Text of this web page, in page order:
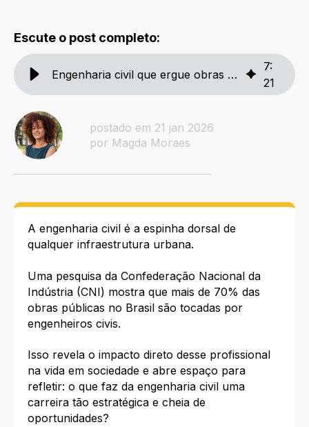
Escute o post completo:
Engenharia civil que ergue obras e oportunidades
7:
21
postado em 21 jan 2026
por Magda Moraes
A engenharia civil é a espinha dorsal de
qualquer infraestrutura urbana.
Uma pesquisa da Confederação Nacional da
Indústria (CNI) mostra que mais de 70% das
obras públicas no Brasil são tocadas por
engenheiros civis.
Isso revela o impacto direto desse profissional
na vida em sociedade e abre espaço para
refletir: o que faz da engenharia civil uma
carreira tão estratégica e cheia de
oportunidades?